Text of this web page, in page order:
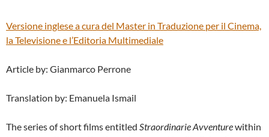
Versione inglese a cura del Master in Traduzione per il Cinema,
la Televisione e l’Editoria Multimediale
Article by: Gianmarco Perrone
Translation by: Emanuela Ismail
The series of short films entitled Straordinarie Avventurewithin